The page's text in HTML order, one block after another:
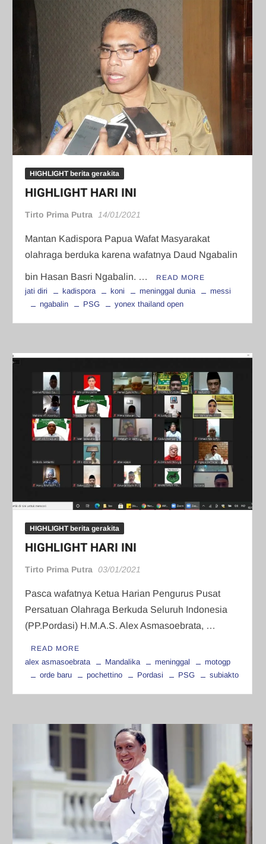
HIGHLIGHT berita gerakita
HIGHLIGHT HARI INI
Tirto Prima Putra 14/01/2021
Mantan Kadispora Papua Wafat Masyarakat
olahraga berduka karena wafatnya Daud Ngabalin
bin Hasan Basri Ngabalin. … READ MORE
jati diri kadispora koni meninggal dunia
messi
ngabalin
PSG yonex thailand open
HIGHLIGHT berita gerakita
HIGHLIGHT HARI INI
Tirto Prima Putra 03/01/2021
Pasca wafatnya Ketua Harian Pengurus Pusat
Persatuan Olahraga Berkuda Seluruh Indonesia
(PP.Pordasi) H.M.A.S. Alex Asmasoebrata, …
READ MORE
alex asmasoebrata Mandalika meninggal
motogp
orde baru
pochettino Pordasi PSG subiakto